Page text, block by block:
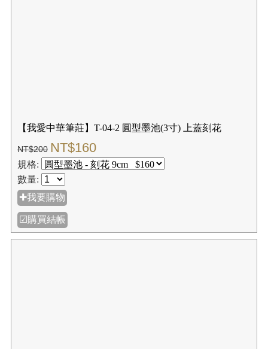
【我愛中華筆莊】T-04-2 圓型墨池(3寸) 上蓋刻花
NT$200 NT$160
規格:
數量:
✚我要購物
☑購買結帳